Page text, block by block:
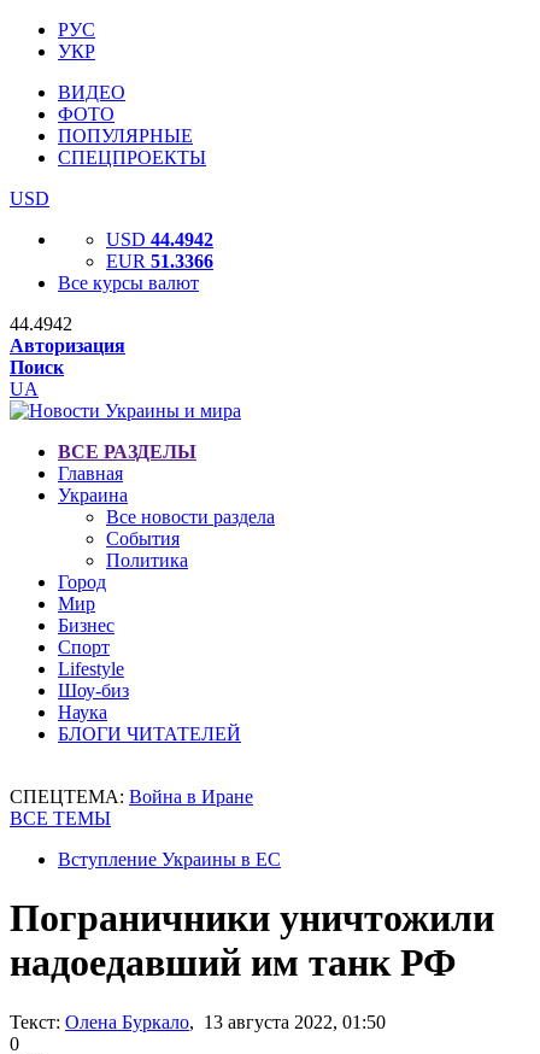
РУС
УКР
ВИДЕО
ФОТО
ПОПУЛЯРНЫЕ
СПЕЦПРОЕКТЫ
USD
USD 44.4942
EUR 51.3366
Все курсы валют
44.4942
Авторизация
Поиск
UA
ВСЕ РАЗДЕЛЫ
Главная
Украина
Все новости раздела
События
Политика
Город
Мир
Бизнес
Спорт
Lifestyle
Шоу-биз
Наука
БЛОГИ ЧИТАТЕЛЕЙ
СПЕЦТЕМА: Война в Иране
ВСЕ ТЕМЫ
Вступление Украины в ЕС
Пограничники уничтожили
надоедавший им танк РФ
Текст: Олена Буркало, 13 августа 2022, 01:50
0